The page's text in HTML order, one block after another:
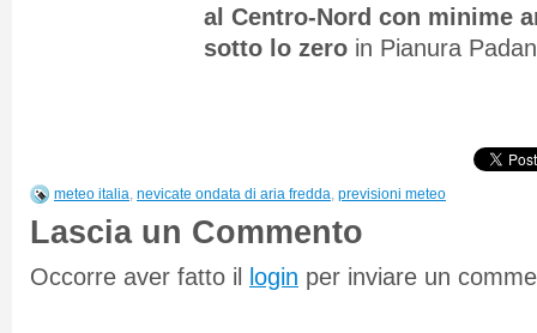
al Centro-Nord con minime
sotto lo zero in Pianura
meteo italia, nevicate ondata di aria fredda, previsioni meteo
Lascia un Commento
Occorre aver fatto il login per inviare un